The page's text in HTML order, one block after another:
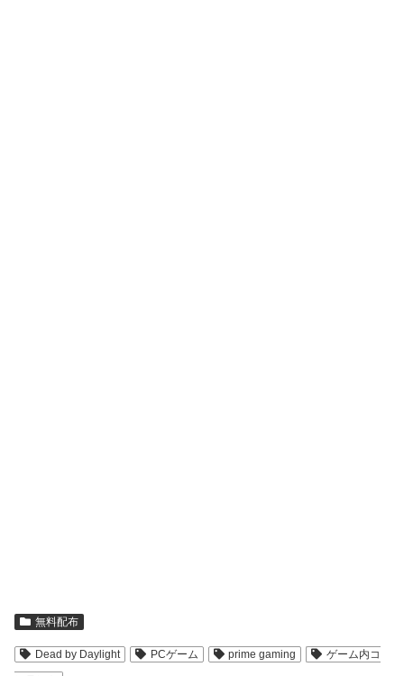
無料配布
Dead by Daylight PCゲーム prime gaming
ゲーム内コ